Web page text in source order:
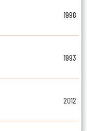
1998
1993
2012